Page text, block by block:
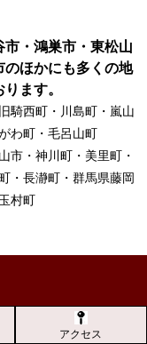
・鴻巣市・東松山
ほかにも多くの地
ます。
騎西町・川島町・嵐山
わ町・毛呂山町
市・神川町・美里町・
・長瀞町・群馬県藤岡
村町
アクセス